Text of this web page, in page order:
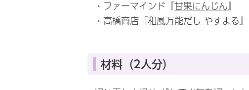
・ファーマインド『 甘果にんじん
・高橋商店『 和風万能だし やすまる
材料（2人分）